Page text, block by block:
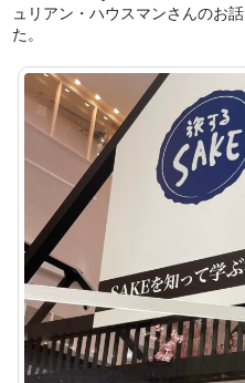
ュリアン・ハウスマンさんのお
た。